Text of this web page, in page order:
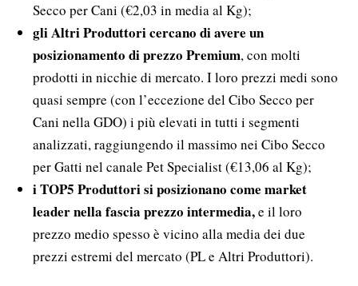
Secco per Cani (€2,03 in media al Kg);
gli Altri Produttori cercano di avere un
posizionamento di prezzo Premium, con molti
prodotti in nicchie di mercato. I loro prezzi medi sono
quasi sempre (con l’eccezione del Cibo Secco per
Cani nella GDO) i più elevati in tutti i segmenti
analizzati, raggiungendo il massimo nei Cibo Secco
per Gatti nel canale Pet Specialist (€13,06 al Kg);
i TOP5 Produttori si posizionano come market
leader nella fascia prezzo intermedia,e il loro
prezzo medio spesso è vicino alla media dei due
prezzi estremi del mercato (PL e Altri Produttori).